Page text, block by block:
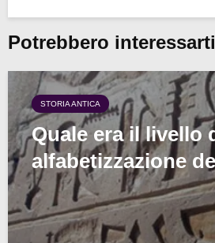
Potrebbero interessarti
STORIA ANTICA
Quale era il livello
alfabetizzazione